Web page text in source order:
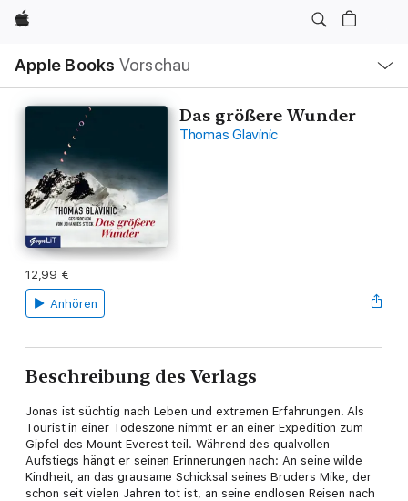
Apple
Apple Books Vorschau
Navigation
Menü
öffnen
Das größere Wunder
Thomas Glavinic
12,99 €
Anhören
Beschreibung des Verlags
Jonas ist süchtig nach Leben und extremen Erfahrungen. Als
Tourist in einer Todeszone nimmt er an einer Expedition zum
Gipfel des Mount Everest teil. Während des qualvollen
Aufstiegs hängt er seinen Erinnerungen nach: An seine wilde
Kindheit, an das grausame Schicksal seines Bruders Mike, der
schon seit vielen Jahren tot ist, an seine endlosen Reisen nach